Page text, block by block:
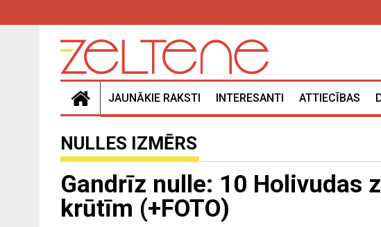
JAUNĀKIE RAKSTI INTERESANTI ATTIECĪBAS
NULLES IZMĒRS
Gandrīz nulle: 10 Holivudas
krūtīm (+FOTO)